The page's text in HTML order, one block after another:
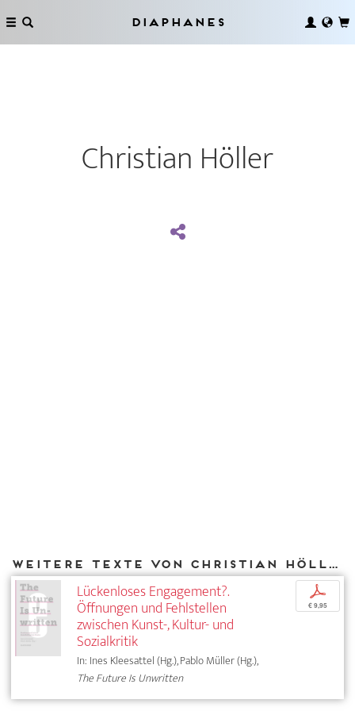
Diaphanes
Christian Höller
Weitere Texte von Christian Höller bei DIAPHANES
Lückenloses Engagement?.
Öffnungen und Fehlstellen
zwischen Kunst-, Kultur- und
Sozialkritik
In: Ines Kleesattel (Hg.), Pablo Müller (Hg.),
The Future Is Unwritten
p
€ 9,95